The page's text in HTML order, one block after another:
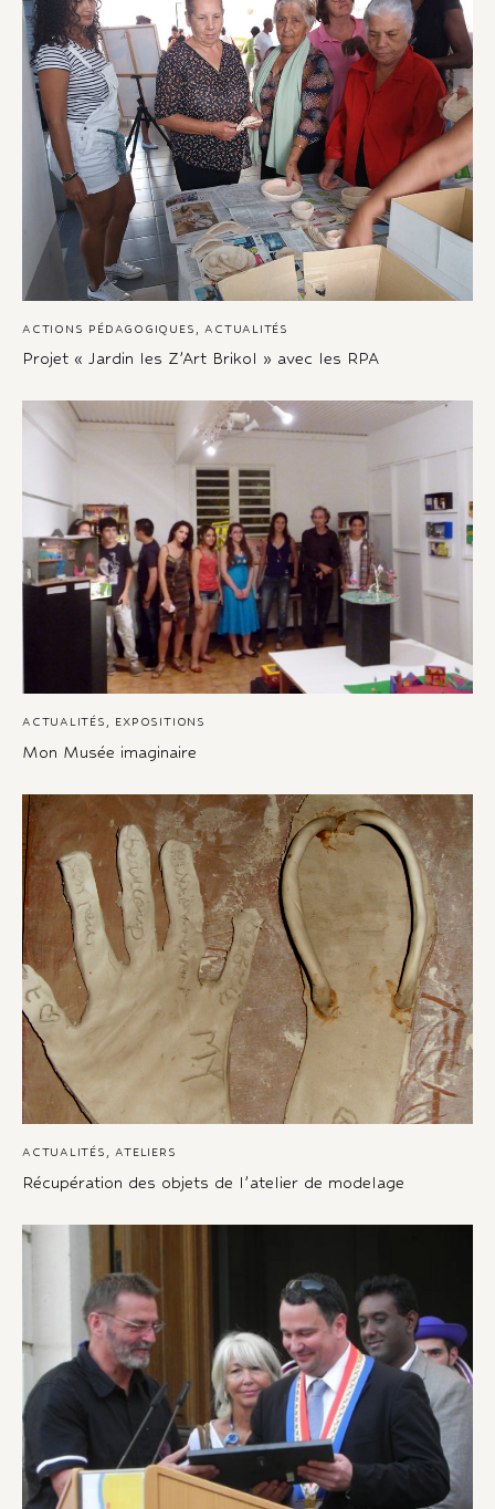
ACTIONS PÉDAGOGIQUES ACTUALITÉS
Projet « Jardin les Z’Art Brikol » avec les RPA
ACTUALITÉS EXPOSITIONS
Mon Musée imaginaire
ACTUALITÉS ,ATELIERS
Récupération des objets de l’atelier de modelage